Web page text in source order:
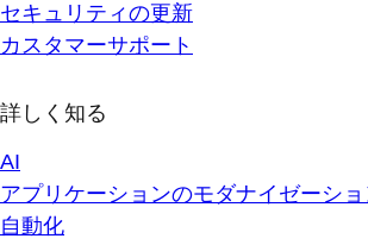
セキュリティの更新
カスタマーサポート
詳しく知る
AI
アプリケーションのモダナイゼーショ
自動化